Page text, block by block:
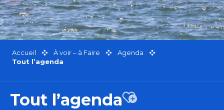
Accueil À voir – à Faire
Agenda
Tout l’agenda
Tout l’agendaAjouter aux